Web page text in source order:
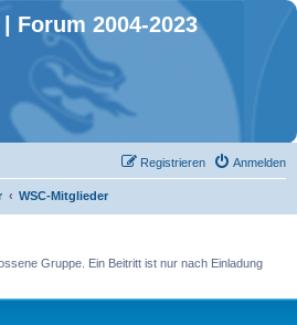
| Forum 2004-2023
Anmelden
Registrieren
WSC-Mitglieder
Gruppe. Ein Beitritt ist nur nach Einladung